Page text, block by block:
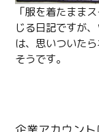
「服を着たまま
じる日記ですが
は、思いついた
そうです。